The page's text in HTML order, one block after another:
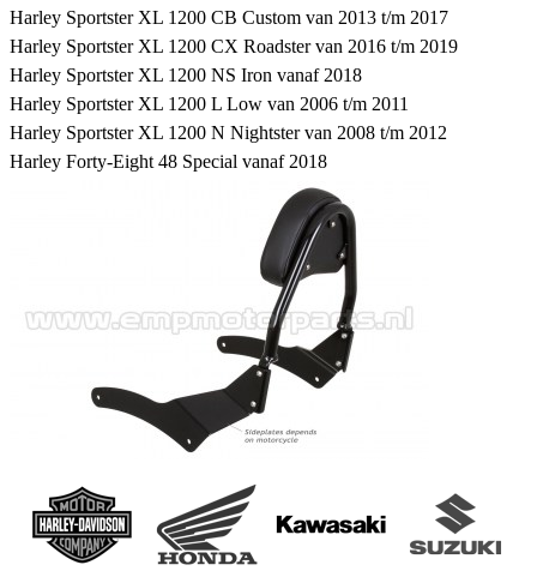
Harley Sportster XL 1200 CB Custom van 2013 t/m 2017
Harley Sportster XL 1200 CX Roadster van 2016 t/m 2019
Harley Sportster XL 1200 NS Iron vanaf 2018
Harley Sportster XL 1200 L Low van 2006 t/m 2011
Harley Sportster XL 1200 N Nightster van 2008 t/m 2012
Harley Forty-Eight 48 Special vanaf 2018